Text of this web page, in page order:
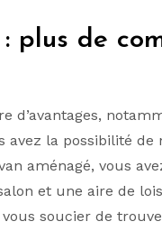
plus de
d’avantages,
avez la possibilité de
aménagé, vous
et une aire de
soucier de